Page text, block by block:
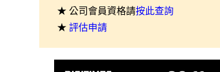
★ 公司會員資格請按此查詢
★ 評估申請